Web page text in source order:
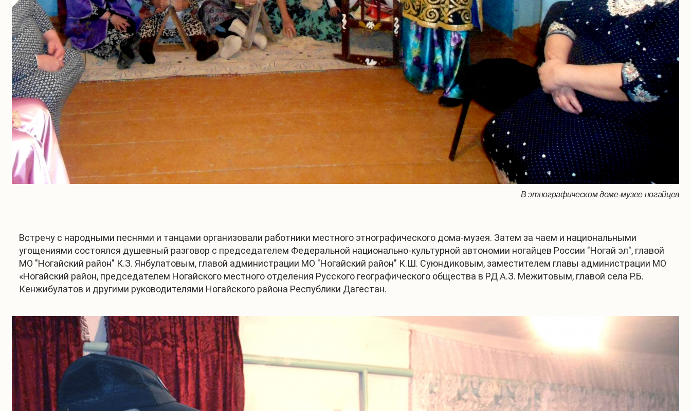
В этнографическом доме-музее ногайцев
Встречу с народными песнями и танцами организовали работники местного этнографического дома-музея. Затем за чаем и национальными
угощениями состоялся душевный разговор с председателем Федеральной национально-культурной автономии ногайцев России "Ногай эл", главой
МО "Ногайский район" К.З. Янбулатовым, главой администрации МО "Ногайский район" К.Ш. Суюндиковым, заместителем главы администрации МО
«Ногайский район, председателем Ногайского местного отделения Русского географического общества в РД А.З. Межитовым, главой села Р.Б.
Кенжибулатов и другими руководителями Ногайского района Республики Дагестан.